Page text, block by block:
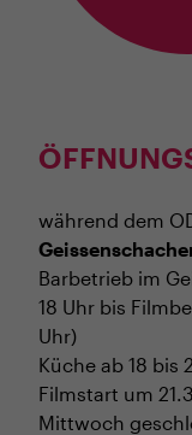
während dem
Barbetrieb im
18 Uhr bis
Uhr)
Küche ab 18 bis
Filmstart um
Mittwoch